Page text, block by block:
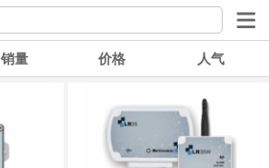
销量 价格 人气